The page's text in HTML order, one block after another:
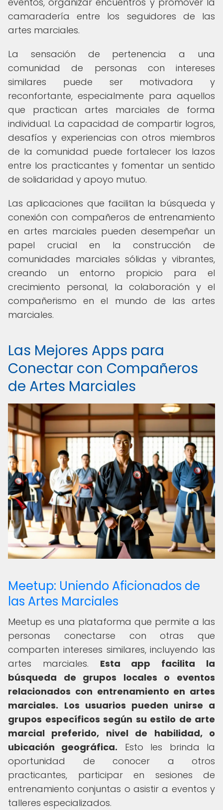
camaradería entre los seguidores de las
artes marciales.
La sensación de pertenencia a una
comunidad de personas con intereses
similares puede ser motivadora y
reconfortante, especialmente para aquellos
que practican artes marciales de forma
individual. La capacidad de compartir logros,
desafíos y experiencias con otros miembros
de la comunidad puede fortalecer los lazos
entre los practicantes y fomentar un sentido
de solidaridad y apoyo mutuo.
Las aplicaciones que facilitan la búsqueda y
conexión con compañeros de entrenamiento
en artes marciales pueden desempeñar un
papel crucial en la construcción de
comunidades marciales sólidas y vibrantes,
creando un entorno propicio para el
crecimiento personal, la colaboración y el
compañerismo en el mundo de las artes
marciales.
Las Mejores Apps para
Conectar con Compañeros
de Artes Marciales
Meetup: Uniendo Aficionados de
las Artes Marciales
Meetup es una plataforma que permite a las
personas conectarse con otras que
comparten intereses similares, incluyendo las
artes marciales. Esta app facilita la
búsqueda de grupos locales o eventos
relacionados con entrenamiento en artes
marciales. Los usuarios pueden unirse a
grupos específicos según su estilo de arte
marcial preferido, nivel de habilidad, o
ubicación geográfica. Esto les brinda la
oportunidad de conocer a otros
practicantes, participar en sesiones de
entrenamiento conjuntas o asistir a eventos y
talleres especializados.